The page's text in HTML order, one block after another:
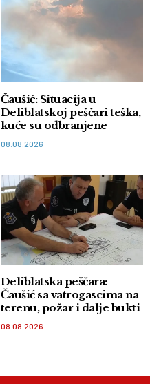
Čaušić: Situacija u
Deliblatskoj peščari teška,
kuće su odbranjene
08.08.2026
Deliblatska peščara:
Čaušić sa vatrogascima na
terenu, požar i dalje bukti
08.08.2026